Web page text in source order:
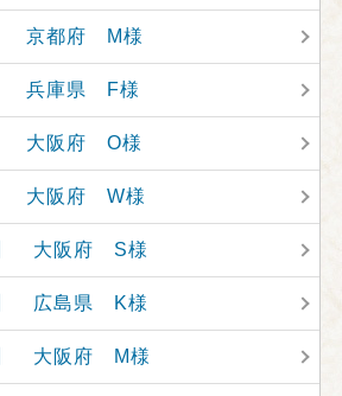
京都府 M様
兵庫県 F様
大阪府 O様
大阪府 W様
】 大阪府 S様
】 広島県 K様
】 大阪府 M様